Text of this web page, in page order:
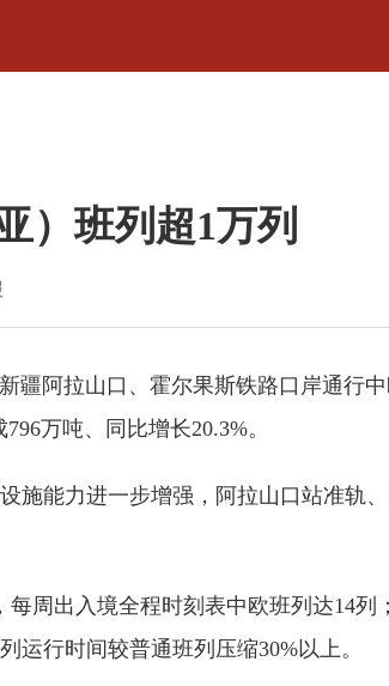
）班列超1万列
阿拉山口、霍尔果斯铁路口岸通行
万吨、同比增长20.3%。
能力进一步增强，阿拉山口站准轨
出入境全程时刻表中欧班列达14列
行时间较普通班列压缩30%以上。